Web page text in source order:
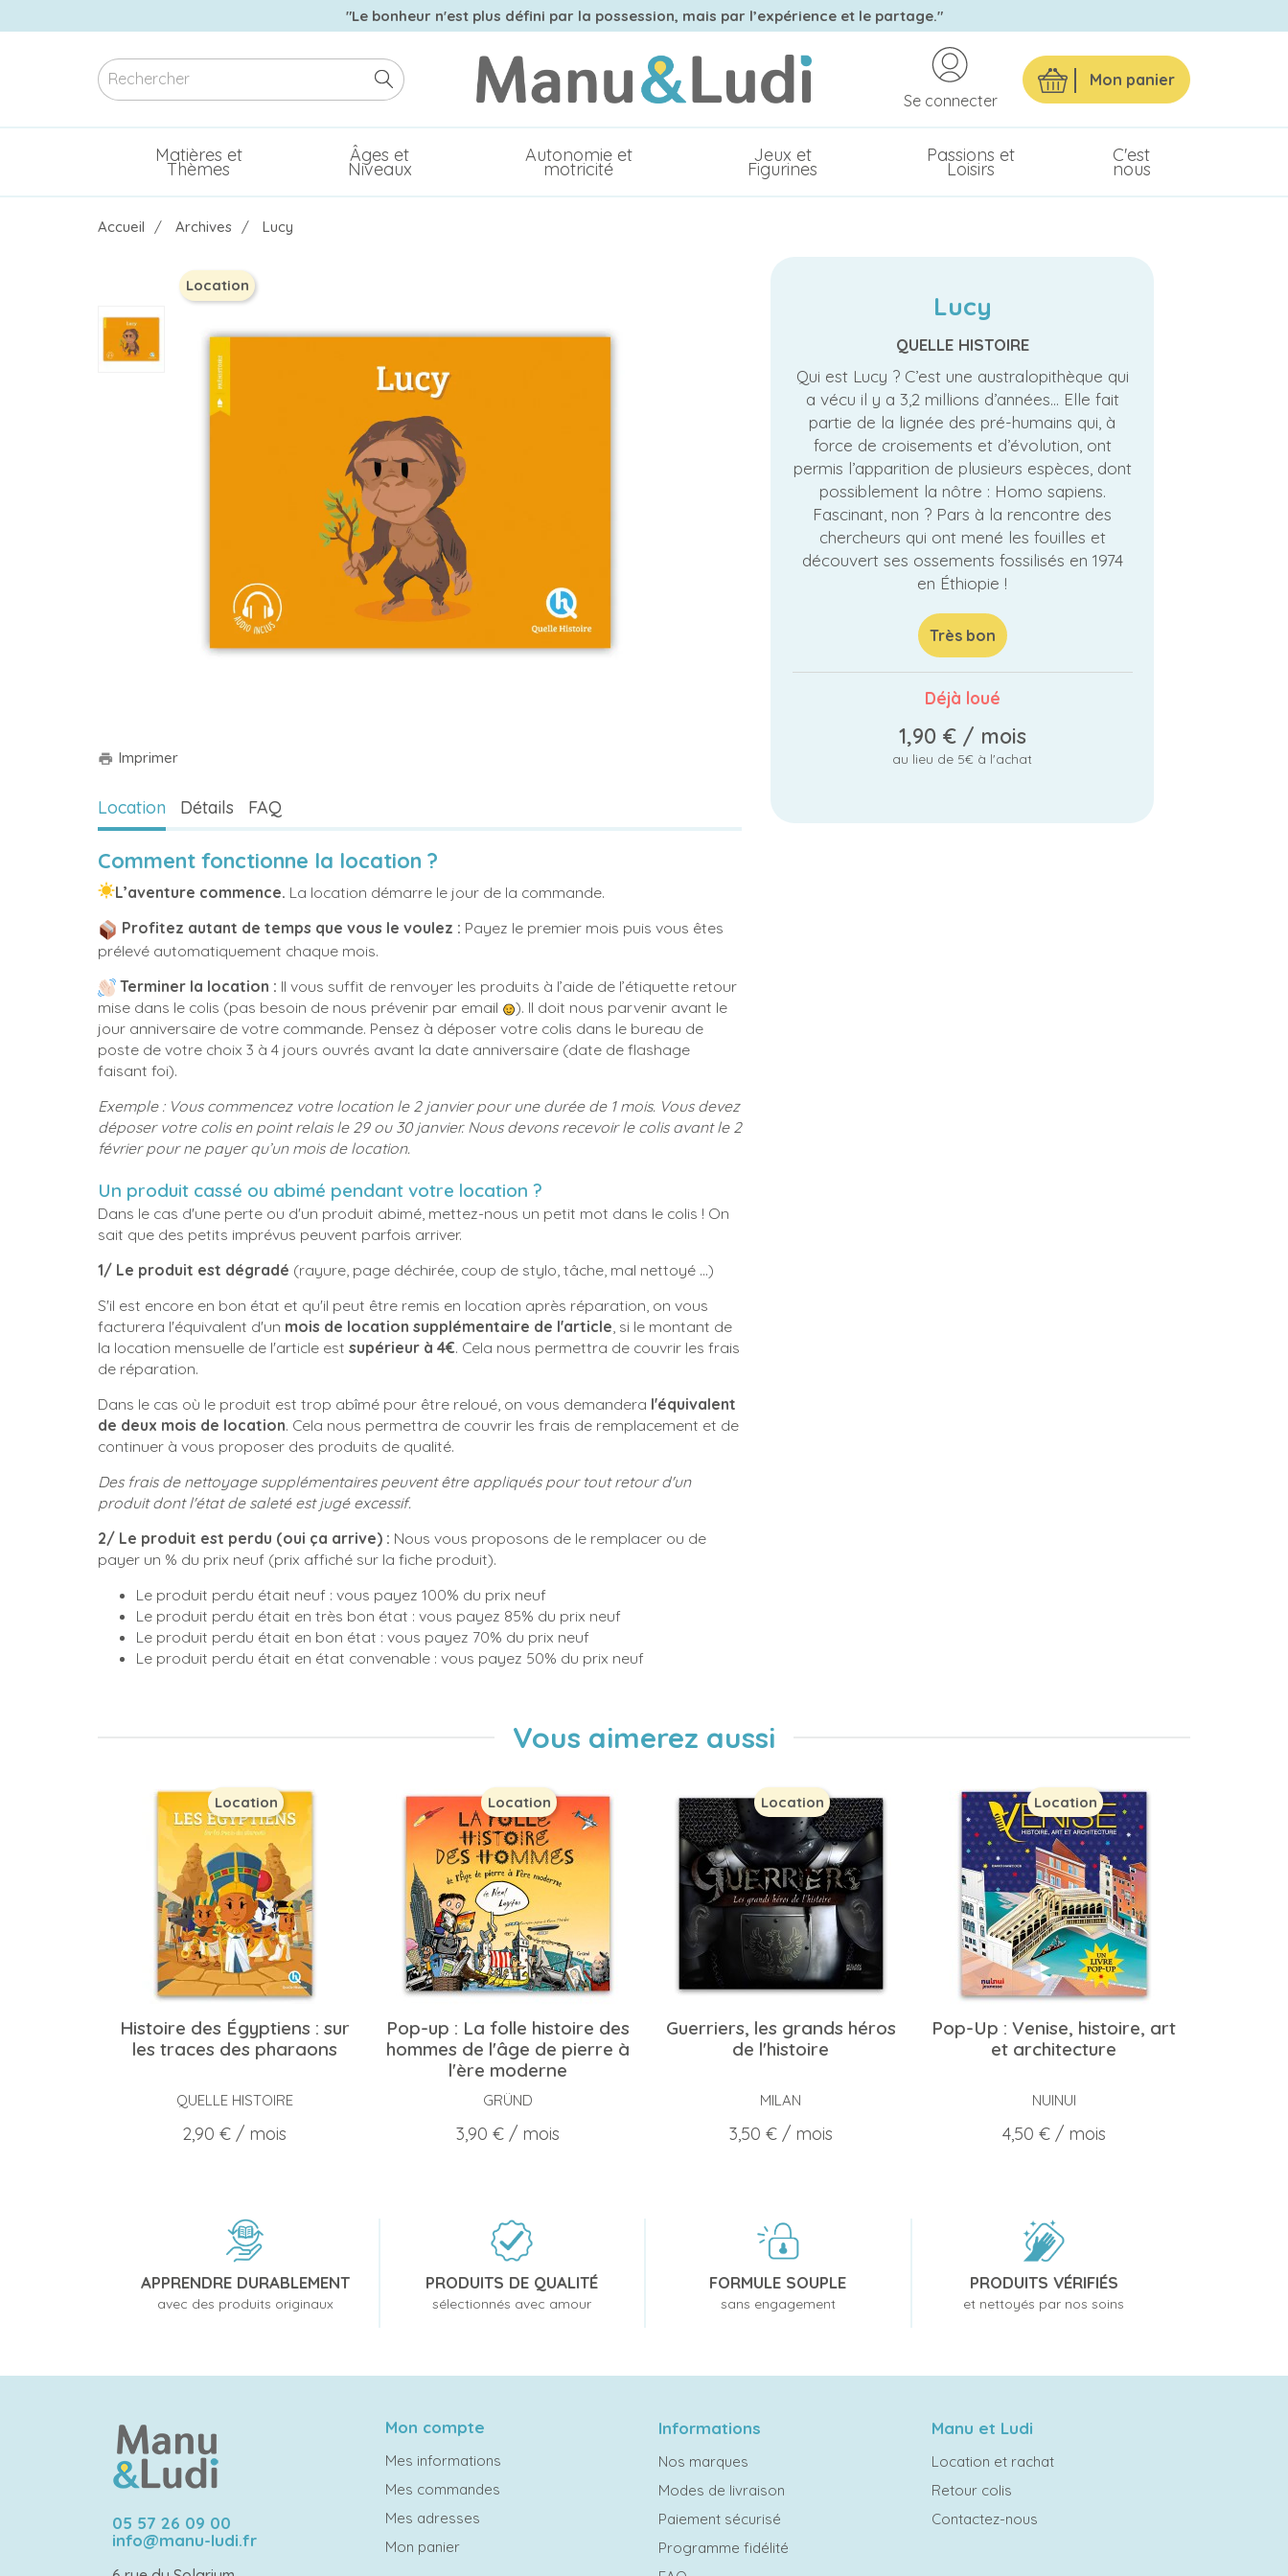
"Le bonheur n'est plus défini par la possession, mais par l’expérience et le partage."
Mon panier
Se connecter
Matières et
Thèmes
Âges et
Niveaux
Autonomie et
motricité
Jeux et
Figurines
Passions et
Loisirs
C'est
nous
Accueil Archives Lucy
Location
print Imprimer
Lucy
QUELLE HISTOIRE
Qui est Lucy ? C’est une australopithèque qui
a vécu il y a 3,2 millions d’années… Elle fait
partie de la lignée des pré-humains qui, à
force de croisements et d’évolution, ont
permis l’apparition de plusieurs espèces, dont
possiblement la nôtre : Homo sapiens.
Fascinant, non ? Pars à la rencontre des
chercheurs qui ont mené les fouilles et
découvert ses ossements fossilisés en 1974
en Éthiopie !
Très bon
Déjà loué
1,90 €/ mois
au lieu de 5€ à l'achat
Location Détails FAQ
Comment fonctionne la location ?
L’aventure commence. La location démarre le jour de la commande.
Profitez autant de temps que vous le voulez : Payez le premier mois puis vous êtes
prélevé automatiquement chaque mois.
Terminer la location : Il vous suffit de renvoyer les produits à l’aide de l’étiquette retour
mise dans le colis (pas besoin de nous prévenir par email
). Il doit nous parvenir avant le
jour anniversaire de votre commande. Pensez à déposer votre colis dans le bureau de
poste de votre choix 3 à 4 jours ouvrés avant la date anniversaire (date de flashage
faisant foi).
Exemple : Vous commencez votre location le 2 janvier pour une durée de 1 mois. Vous devez
déposer votre colis en point relais le 29 ou 30 janvier. Nous devons recevoir le colis avant le 2
février pour ne payer qu’un mois de location.
Un produit cassé ou abimé pendant votre location ?
Dans le cas d'une perte ou d'un produit abimé, mettez-nous un petit mot dans le colis ! On
sait que des petits imprévus peuvent parfois arriver.
1/ Le produit est dégradé (rayure, page déchirée, coup de stylo, tâche, mal nettoyé ...)
S'il est encore en bon état et qu'il peut être remis en location après réparation, on vous
facturera l'équivalent d'un mois de location supplémentaire de l'article , si le montant de
la location mensuelle de l'article est supérieur à 4€. Cela nous permettra de couvrir les frais
de réparation.
Dans le cas où le produit est trop abîmé pour être reloué, on vous demandera l'équivalent
de deux mois de location. Cela nous permettra de couvrir les frais de remplacement et de
continuer à vous proposer des produits de qualité.
Des frais de nettoyage supplémentaires peuvent être appliqués pour tout retour d'un
produit dont l'état de saleté est jugé excessif.
2/ Le produit est perdu (oui ça arrive) : Nous vous proposons de le remplacer ou de
payer un % du prix neuf (prix affiché sur la fiche produit).
Le produit perdu était neuf : vous payez 100% du prix neuf
Le produit perdu était en très bon état : vous payez 85% du prix neuf
Le produit perdu était en bon état : vous payez 70% du prix neuf
Le produit perdu était en état convenable : vous payez 50% du prix neuf
Vous aimerez aussi
Histoire des Égyptiens : sur
les traces des pharaons
QUELLE HISTOIRE
Prix
2,90 € / mois
Location
Pop-up : La folle histoire des
hommes de l'âge de pierre à
l'ère moderne
GRÜND
Prix
3,90 €/ mois
Location
Guerriers, les grands héros
de l'histoire
MILAN
Prix
3,50 €/ mois
Location
Pop-Up : Venise, histoire, art
et architecture
NUINUI
Prix
4,50 €/ mois
Location
APPRENDRE DURABLEMENT
avec des produits originaux
PRODUITS DE QUALITÉ
sélectionnés avec amour
FORMULE SOUPLE
sans engagement
PRODUITS VÉRIFIÉS
et nettoyés par nos soins
05 57 26 09 00
info@manu-ludi.fr
Mon compte
Mes informations
Mes commandes
Mes adresses
Mon panier
Informations
Nos marques
Modes de livraison
Paiement sécurisé
Programme fidélité
Manu et Ludi
Location et rachat
Retour colis
Contactez-nous